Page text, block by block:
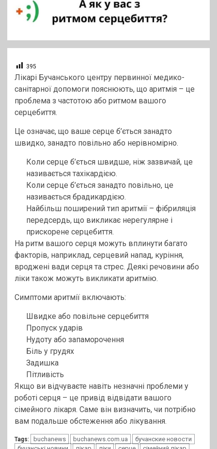
395
Лікарі Бучанського центру первинної медико-
санітарної допомоги пояснюють, що аритмія – це
проблема з частотою або ритмом вашого
серцебиття.
Це означає, що ваше серце б’ється занадто
швидко, занадто повільно або нерівномірно.
Коли серце б’ється швидше, ніж зазвичай, це
називається тахікардією.
Коли серце б’ється занадто повільно, це
називається брадикардією.
Найбільш поширений тип аритмії – фібриляція
передсердь, що викликає нерегулярне і
прискорене серцебиття.
На ритм вашого серця можуть вплинути багато
факторів, наприклад, серцевий напад, куріння,
вроджені вади серця та стрес. Деякі речовини або
ліки також можуть викликати аритмію.
Симптоми аритмії включають:
Швидке або повільне серцебиття
Пропуск ударів
Нудоту або запаморочення
Біль у грудях
Задишка
Пітливість
Якщо ви відчуваєте навіть незначні проблеми у
роботі серця – це привід відвідати вашого
сімейного лікаря. Саме він визначить, чи потрібно
вам подальше обстеження або лікування.
Tags: buchanews buchanews.com.ua
бучанские новости